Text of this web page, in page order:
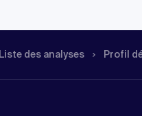
Liste des analyses Profil